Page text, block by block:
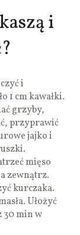
i
i
1 cm kawałki.
grzyby,
przyprawić
jajko i
mięso
zewnątrz.
kurczaka.
Ułożyć
30 min w